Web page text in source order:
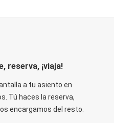
reserva, ¡viaja!
a tu asiento en
Tú haces la reserva,
encargamos del resto.